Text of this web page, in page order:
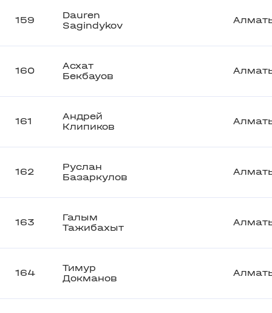
159
Dauren
Sagindykov
160
Асхат
Бекбауов
161
Андрей
Клипиков
162
Руслан
Базаркулов
163
Галым
Тажибахыт
164
Тимур
Докманов